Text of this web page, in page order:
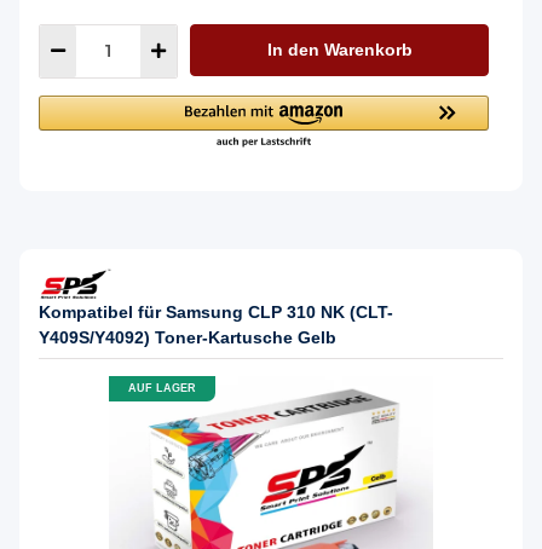
In den Warenkorb
Kompatibel für Samsung CLP 310 NK (CLT-
Y409S/Y4092) Toner-Kartusche Gelb
AUF LAGER